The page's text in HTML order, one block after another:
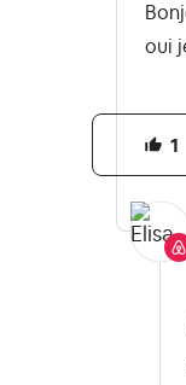
oui
1